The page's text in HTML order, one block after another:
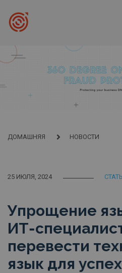
ДОМАШНЯЯ НОВОСТИ
25 ИЮЛЯ, 2024
Упрощение
ИТ-
перевести
язык для